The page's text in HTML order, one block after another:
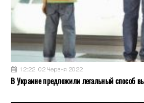
12:22, 02 Червня 2022
В Украине предложили легальный способ